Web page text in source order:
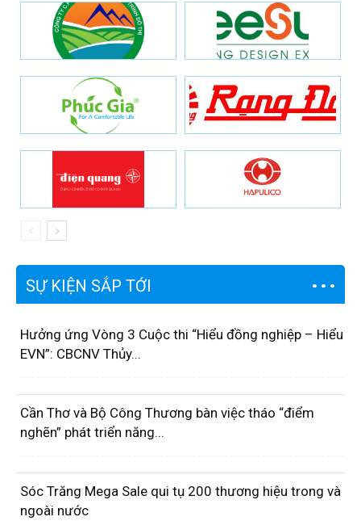
SỰ KIỆN SẮP TỚI
Hưởng ứng Vòng 3 Cuộc thi “Hiểu đồng nghiệp – Hiểu
EVN”: CBCNV Thủy...
Cần Thơ và Bộ Công Thương bàn việc tháo “điểm
nghẽn” phát triển năng...
Sóc Trăng Mega Sale qui tụ 200 thương hiệu trong và
ngoài nước